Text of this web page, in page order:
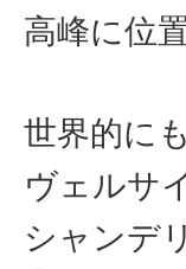
高峰に位
世界的に
ヴェルサ
シャンデ